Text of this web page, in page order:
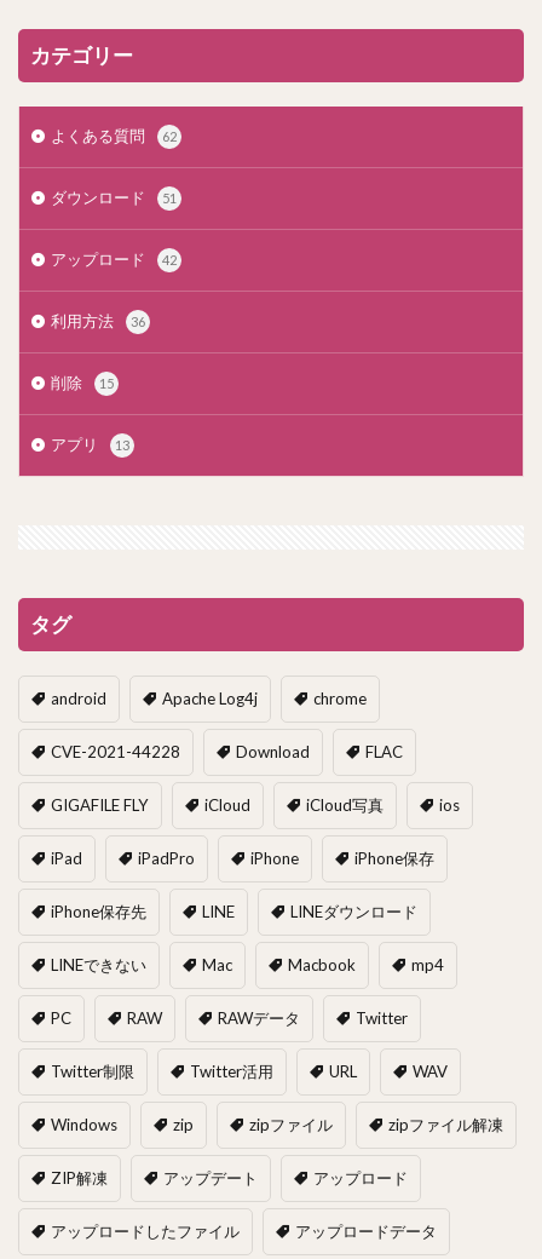
カテゴリー
よくある質問 62
ダウンロード 51
アップロード 42
利用方法 36
削除 15
アプリ 13
タグ
android Apache Log4j chrome
CVE-2021-44228 Download FLAC
GIGAFILE FLY iCloud iCloud写真 ios
iPad iPadPro iPhone iPhone保存
iPhone保存先 LINE LINEダウンロード
LINEできない Mac Macbook mp4
PC RAW RAWデータ Twitter
Twitter制限 Twitter活用 URL WAV
Windows zip zipファイル zipファイル解凍
ZIP解凍 アップデート アップロード
アップロードしたファイル アップロードデータ